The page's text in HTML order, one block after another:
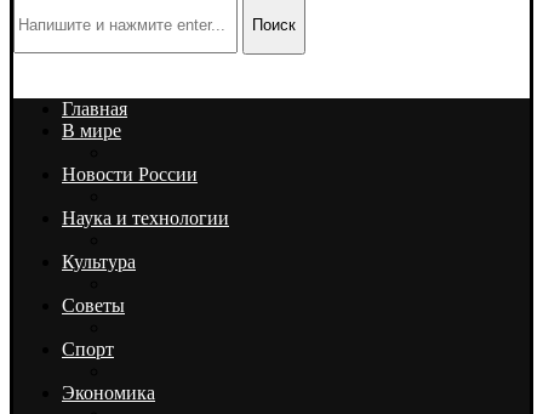
Поиск
Главная
В мире
Новости России
Наука и технологии
Культура
Советы
Спорт
Экономика